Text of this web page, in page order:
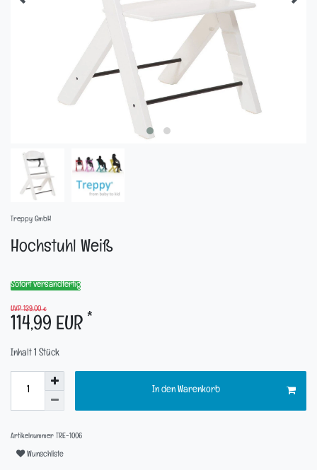
Treppy GmbH
Hochstuhl Weiß
Sofort versandfertig
UVP 139,00 €
114,99 EUR
*
Inhalt Stück
In den Warenkorb
Artikelnummer TRE-1006
Wunschliste